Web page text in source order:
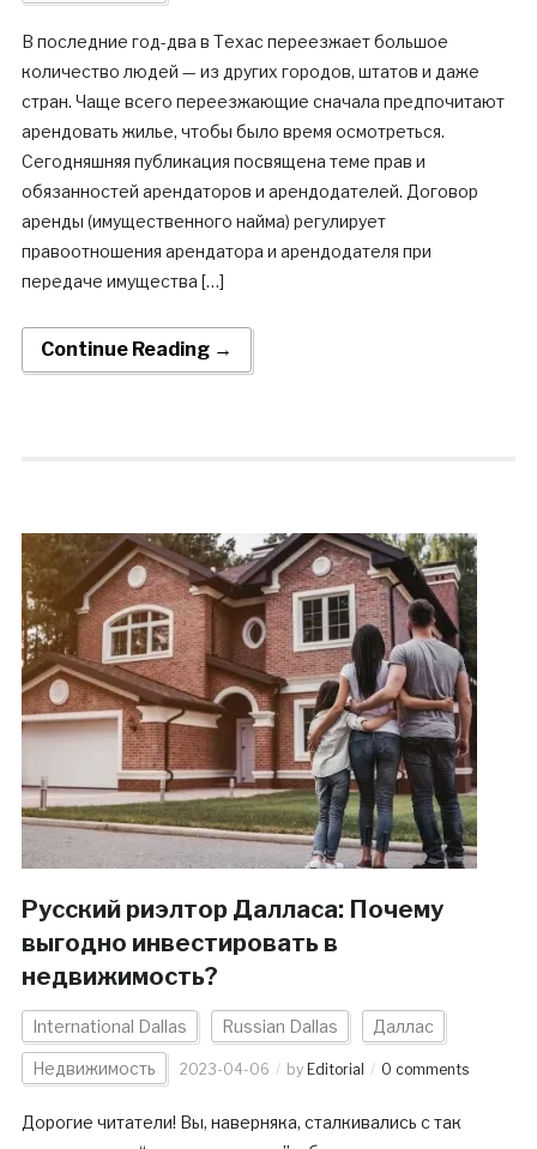
В последние год-два в Техас переезжает большое
количество людей — из других городов, штатов и даже
стран. Чаще всего переезжающие сначала предпочитают
арендовать жилье, чтобы было время осмотреться.
Сегодняшняя публикация посвящена теме прав и
обязанностей арендаторов и арендодателей. Договор
аренды (имущественного найма) регулирует
правоотношения арендатора и арендодателя при
передаче имущества […]
Continue Reading →
Русский риэлтор Далласа: Почему
выгодно инвестировать в
недвижимость?
International Dallas Russian Dallas Даллас
Недвижимость 2023-04-06 by Editorial 0 comments
Дорогие читатели! Вы, наверняка, сталкивались с так